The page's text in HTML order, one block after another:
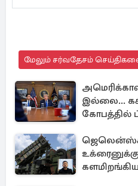
மேலும் சர்வதேசம்
இல்லை...
கோபத்தில்